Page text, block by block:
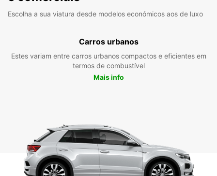
Escolha a sua viatura desde modelos económicos aos de luxo
Carros urbanos
Estes variam entre carros urbanos compactos e eficientes em
termos de combustível
Mais info